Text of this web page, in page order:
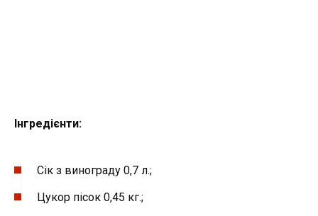
Інгредієнти:
Сік з винограду 0,7 л.;
Цукор пісок 0,45 кг.;